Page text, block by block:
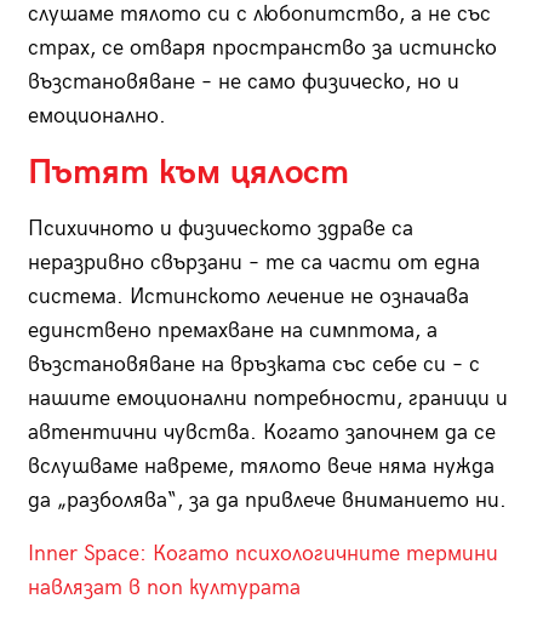
слушаме тялото си с любопитство, а не със
страх, се отваря пространство за истинско
възстановяване – не само физическо, но и
емоционално.
Пътят към цялост
Психичното и физическото здраве са
неразривно свързани – те са части от една
система. Истинското лечение не означава
единствено премахване на симптома, а
възстановяване на връзката със себе си – с
нашите емоционални потребности, граници и
автентични чувства. Когато започнем да се
вслушваме навреме, тялото вече няма нужда
да „разболява“, за да привлече вниманието ни.
Inner Space: Когато психологичните термини
навлязат в поп културата